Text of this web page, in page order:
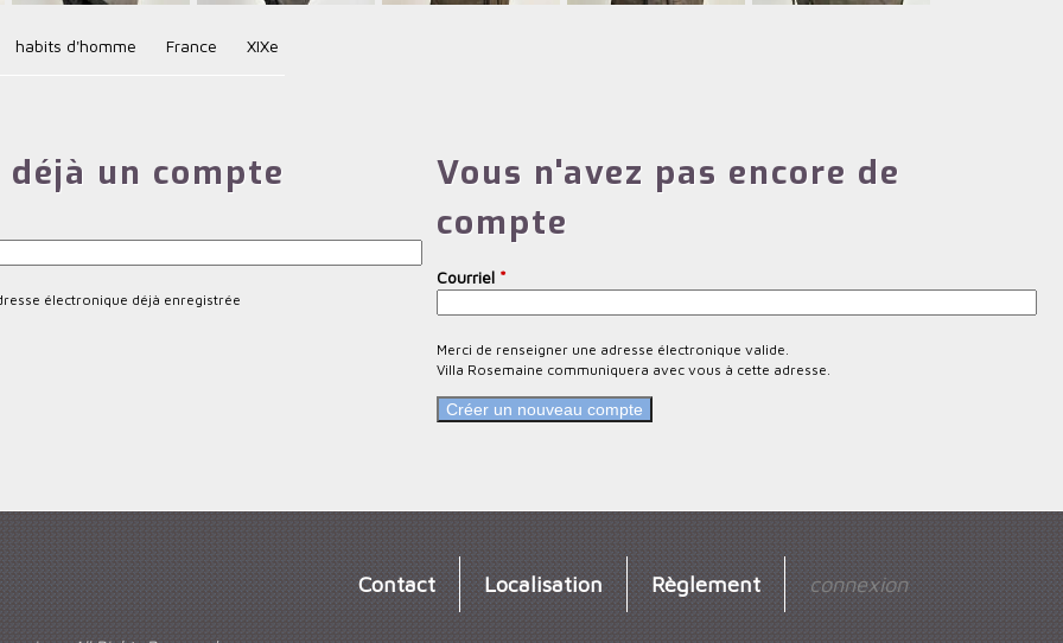
habits d'homme France XIXe
déjà un compte
électronique déjà enregistrée
Vous n'avez pas encore de
compte
Courriel *
Merci de renseigner une adresse électronique valide.
Villa Rosemaine communiquera avec vous à cette adresse.
Contact Localisation Règlement connexion